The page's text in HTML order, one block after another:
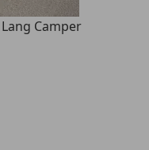
Camper